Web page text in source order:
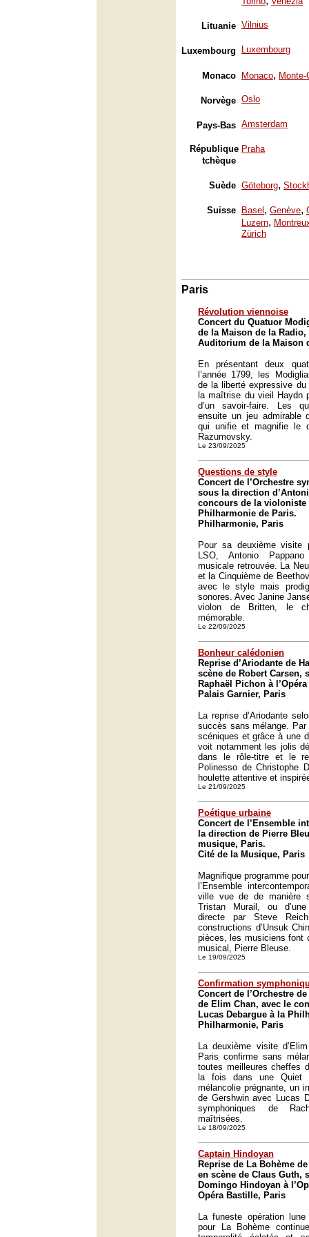
Lituanie Vilnius
Luxembourg Luxembourg
Monaco Monaco, Monte-
Norvège Oslo
Pays-Bas Amsterdam
République
tchèque
Praha
Suède Göteborg,
Suisse Basel , Genève,
Luzern,
Zürich
Paris
Révolution viennoise
Concert du Quatuor
de la Maison de la Radio,
Auditorium de la Maison
En présentant deux
l’année 1799, les
de la liberté expressive
la maîtrise du vieil Haydn
d’un savoir-faire. Les
ensuite un jeu admirable
qui unifie et magnifie le
Razumovsky.
Le 23/09/2025
Questions de style
Concert de l’Orchestre
sous la direction
concours de la violoniste
Philharmonie de Paris.
Philharmonie, Paris
Pour sa deuxième
LSO, Antonio
musicale retrouvée. La
et la Cinquième de
avec le style mais
sonores. Avec Janine
violon de Britten, le
mémorable.
Le 22/09/2025
Bonheur calédonien
Reprise d’Ariodante de
scène de Robert Carsen,
Raphaël Pichon à
Palais Garnier, Paris
La reprise d’Ariodante
succès sans mélange.
scéniques et grâce à une
voit notamment les jolis
dans le rôle-titre et le
Polinesso de Christophe
houlette attentive et
Le 21/09/2025
Poétique urbaine
Concert de l’Ensemble
la direction de Pierre
musique, Paris.
Cité de la Musique, Paris
Magnifique programme
l’Ensemble
ville vue de de manière
Tristan Murail, ou
directe par Steve
constructions d’Unsuk
pièces, les musiciens font
musical, Pierre Bleuse.
Le 19/09/2025
Confirmation
Concert de l’Orchestre
de Elim Chan, avec le
Lucas Debargue à la
Philharmonie, Paris
La deuxième visite
Paris confirme sans
toutes meilleures cheffes
la fois dans une
mélancolie prégnante, un
de Gershwin avec Lucas
symphoniques de
maîtrisées.
Le 18/09/2025
Captain Hindoyan
Reprise de La Bohème
en scène de Claus Guth,
Domingo Hindoyan à
Opéra Bastille, Paris
La funeste opération
pour La Bohème